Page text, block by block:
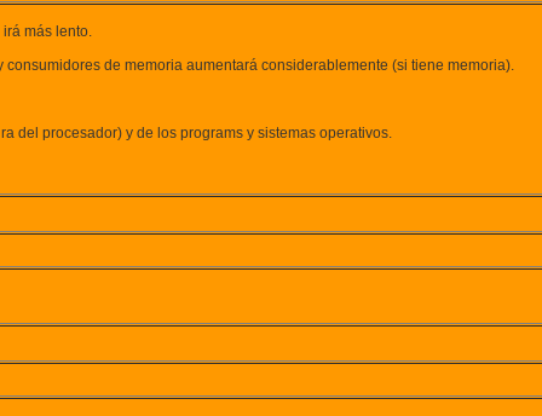
más lento.
de memoria aumentará considerablemente (si tiene memoria).
del procesador) y de los programs y sistemas operativos.